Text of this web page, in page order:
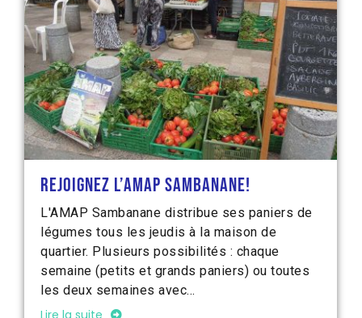
Rejoignez l’Amap Sambanane!
L'AMAP Sambanane distribue ses paniers de
légumes tous les jeudis à la maison de
quartier. Plusieurs possibilités : chaque
semaine (petits et grands paniers) ou toutes
les deux semaines avec...